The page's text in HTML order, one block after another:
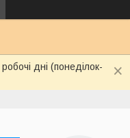
дні (понеділок-